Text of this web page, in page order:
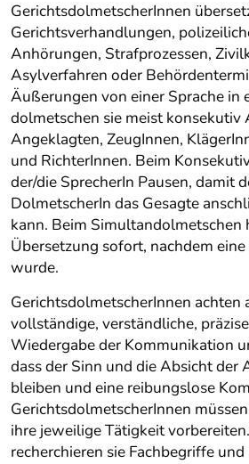
GerichtsdolmetscherInnen
Gerichtsverhandlungen,
Anhörungen, Strafprozessen,
Asylverfahren oder
Äußerungen von einer Sprache in
dolmetschen sie meist konsekutiv
Angeklagten, ZeugInnen,
und RichterInnen. Beim
der/die SprecherIn Pausen, damit
DolmetscherIn das Gesagte
kann. Beim
Übersetzung sofort, nachdem
wurde.
GerichtsdolmetscherInnen achten
vollständige, verständliche,
Wiedergabe der Kommunikation
dass der Sinn und die Absicht der
bleiben und eine reibungslose
GerichtsdolmetscherInnen
ihre jeweilige Tätigkeit
recherchieren sie Fachbegriffe